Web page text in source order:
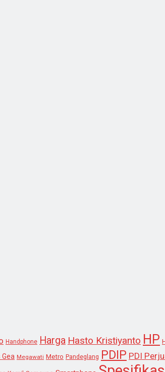
Handphone Harga Hasto Kristiyanto HP
Gea Megawati Metro Pandeglang PDIP PDI